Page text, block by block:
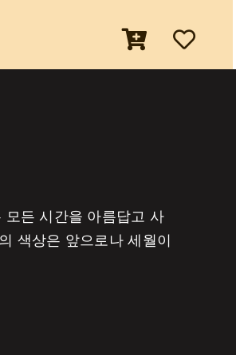
든 시간을 아름답고 사
색상은 앞으로나 세월이